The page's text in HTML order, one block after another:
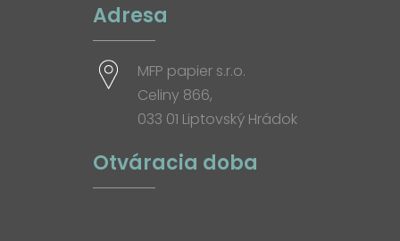
Adresa
MFP papier s.r.o.
Celiny 866,
033 01 Liptovský Hrádok
Otváracia doba